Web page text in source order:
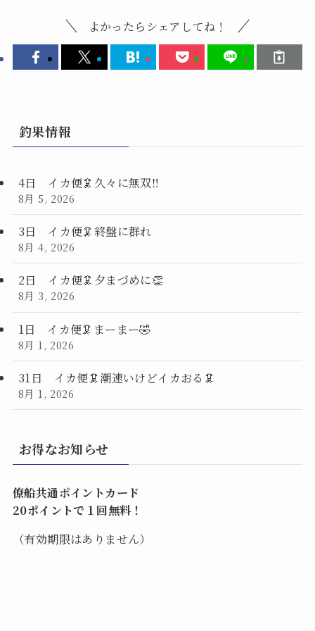
よかったらシェアしてね！
釣果情報
4日 イカ便🦑久々に無双‼️
8月 5, 2026
3日 イカ便🦑終盤に群れ
8月 4, 2026
2日 イカ便🦑夕まづめに👏
8月 3, 2026
1日 イカ便🦑まーまー🤣
8月 1, 2026
31日 イカ便🦑潮速いけどイカおる🦑
8月 1, 2026
お得なお知らせ
僚船共通ポイントカード
20ポイントで１回無料！
（有効期限はありません）